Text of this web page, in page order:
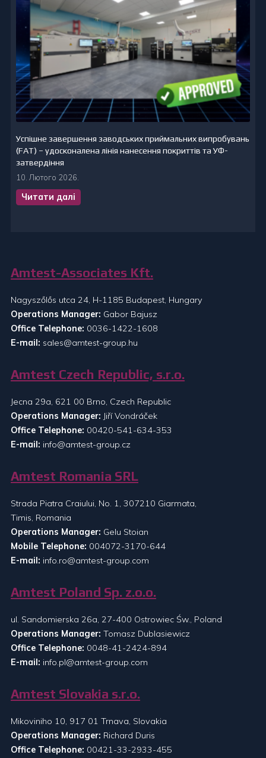
Успішне завершення заводських приймальних випробувань
(FAT) – удосконалена лінія нанесення покриттів та УФ-
затвердіння
10. Лютого 2026.
Читати далі
Amtest-Associates Kft.
Nagyszőlős utca 24, H-1185 Budapest, Hungary
Operations Manager: Gabor Bajusz
Office Telephone: 0036-1422-1608
E-mail: sales@amtest-group.hu
Amtest Czech Republic, s.r.o.
Jecna 29a, 621 00 Brno, Czech Republic
Operations Manager: Jiří Vondráček
Office Telephone: 00420-541-634-353
E-mail: info@amtest-group.cz
Amtest Romania SRL
Strada Piatra Craiului, No. 1, 307210 Giarmata,
Timis, Romania
Operations Manager: Gelu Stoian
Mobile Telephone: 004072-3170-644
E-mail: info.ro@amtest-group.com
Amtest Poland Sp. z.o.o.
ul. Sandomierska 26a, 27-400 Ostrowiec Św., Poland
Operations Manager: Tomasz Dublasiewicz
Office Telephone: 0048-41-2424-894
E-mail: info.pl@amtest-group.com
Amtest Slovakia s.r.o.
Mikoviniho 10, 917 01 Trnava, Slovakia
Operations Manager: Richard Duris
Office Telephone: 00421-33-2933-455